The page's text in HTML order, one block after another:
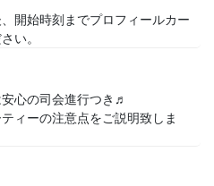
開始時刻までプロフィールカー
い。
心の司会進行つき♬
ィーの注意点をご説明致しま